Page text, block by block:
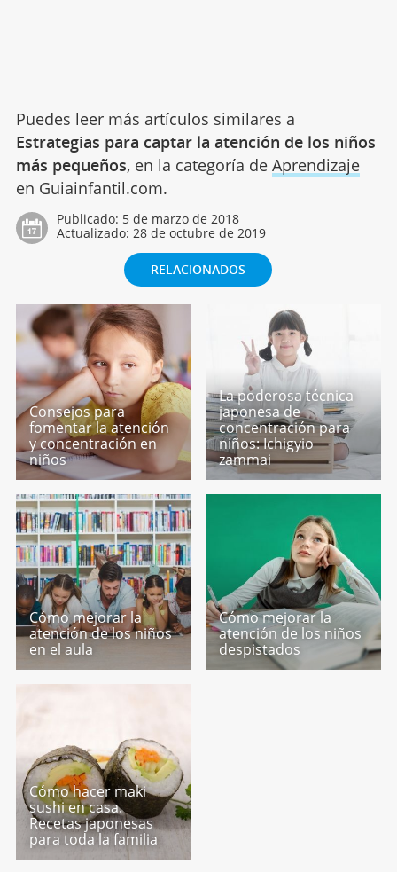
Puedes leer más artículos similares a
Estrategias para captar la atención de los niños
más pequeños, en la categoría de Aprendizaje
en Guiainfantil.com.
Publicado: 5 de marzo de 2018
Actualizado: 28 de octubre de 2019
RELACIONADOS
Consejos para
fomentar la atención
y concentración en
niños
La poderosa técnica
japonesa de
concentración para
niños: Ichigyio
zammai
Cómo mejorar la
atención de los niños
en el aula
Cómo mejorar la
atención de los niños
despistados
Cómo hacer maki
sushi en casa.
Recetas japonesas
para toda la familia